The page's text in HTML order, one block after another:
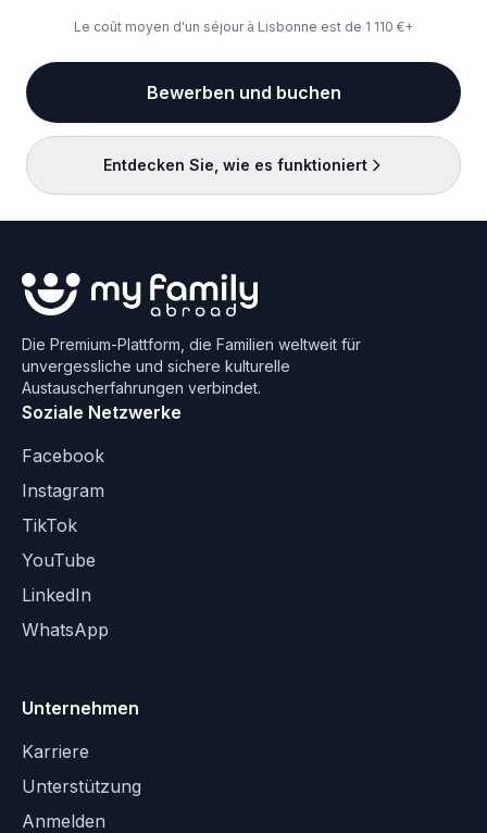
Le coût moyen d'un séjour à Lisbonne est de 1 110 €+
Bewerben und buchen
Entdecken Sie, wie es funktioniert
Die Premium-Plattform, die Familien weltweit für
unvergessliche und sichere kulturelle
Austauscherfahrungen verbindet.
Soziale Netzwerke
Facebook
Instagram
TikTok
YouTube
LinkedIn
WhatsApp
Unternehmen
Karriere
Unterstützung
Anmelden